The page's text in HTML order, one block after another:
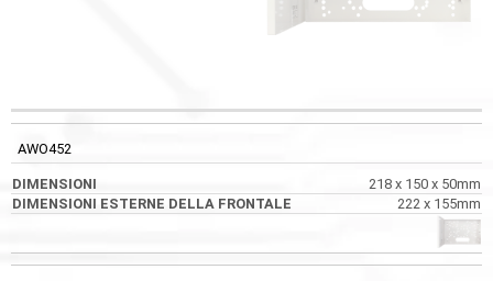
CODICE DIMENSIONI
DIMENSIONI
ESTERNE DELLA
IMMAGINI
AWO452
218 x 150 x 50mm
222 x 155mm